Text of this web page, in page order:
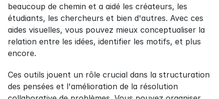
beaucoup de chemin et a aidé les créateurs, les
étudiants, les chercheurs et bien d'autres. Avec ces
aides visuelles, vous pouvez mieux conceptualiser la
relation entre les idées, identifier les motifs, et plus
encore.
Ces outils jouent un rôle crucial dans la structuration
des pensées et l'amélioration de la résolution